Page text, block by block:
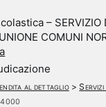
– SERVIZIO
COMUNI
al dettaglio>